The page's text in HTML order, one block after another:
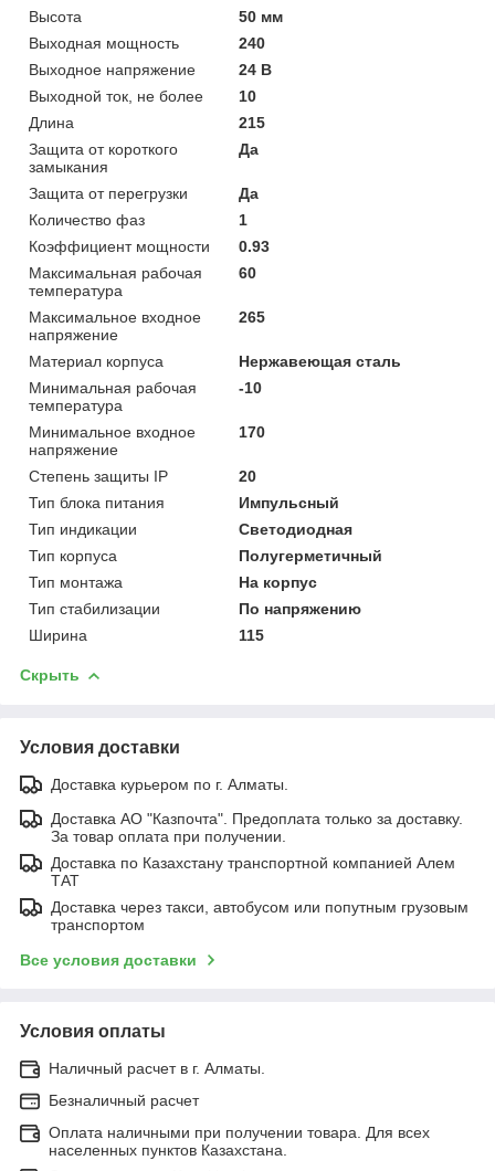
Высота
50 мм
Выходная мощность
240
Выходное напряжение
24 В
Выходной ток, не более
10
Длина
215
Защита от короткого
замыкания
Да
Защита от перегрузки
Да
Количество фаз
1
Коэффициент мощности
0.93
Максимальная рабочая
температура
60
Максимальное входное
напряжение
265
Материал корпуса
Нержавеющая сталь
Минимальная рабочая
температура
-10
Минимальное входное
напряжение
170
Степень защиты IP
20
Тип блока питания
Импульсный
Тип индикации
Светодиодная
Тип корпуса
Полугерметичный
Тип монтажа
На корпус
Тип стабилизации
По напряжению
Ширина
115
Скрыть
Условия доставки
Доставка курьером по г. Алматы.
Доставка АО "Казпочта". Предоплата только за доставку.
За товар оплата при получении.
Доставка по Казахстану транспортной компанией Алем
ТАТ
Доставка через такси, автобусом или попутным грузовым
транспортом
Все условия доставки
Условия оплаты
Наличный расчет в г. Алматы.
Безналичный расчет
Оплата наличными при получении товара. Для всех
населенных пунктов Казахстана.